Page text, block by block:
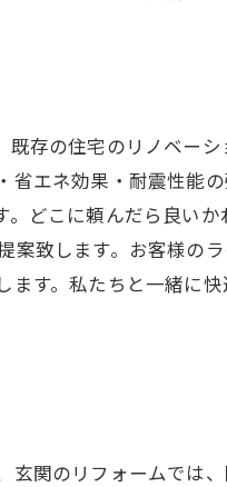
存の住宅のリノベー
エネ効果・耐震性能
どこに頼んだら良い
致します。お客様の
す。私たちと一緒に
関のリフォームでは